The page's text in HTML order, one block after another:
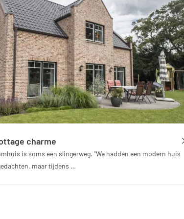
charme
is soms een slingerweg. "We hadden een modern huis
maar tijdens …